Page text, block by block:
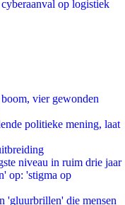
op logistiek
vier gewonden
politieke mening, laat
niveau in ruim drie jaar
op: 'stigma op
'gluurbrillen' die mensen